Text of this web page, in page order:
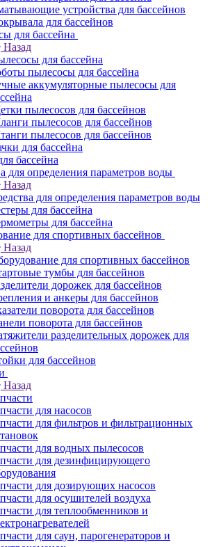
устройства для бассейнов
для бассейнов
для бассейна
Назад
для бассейна
пылесосы для бассейна
аккумуляторные пылесосы для
пылесосов для бассейнов
пылесосов для бассейнов
пылесосов для бассейнов
для бассейна
бассейна
для определения параметров воды
Назад
для определения параметров воды
для бассейна
для бассейна
для спортивных бассейнов
Назад
для спортивных бассейнов
тумбы для бассейнов
дорожек для бассейнов
и анкеры для бассейнов
поворота для бассейнов
поворота для бассейнов
разделительных дорожек для
для бассейнов
Назад
для насосов
для фильтров и фильтрационных
для водных пылесосов
для дезинфицирующего
для дозирующих насосов
для осушителей воздуха
для теплообменников и
для саун, парогенераторов и